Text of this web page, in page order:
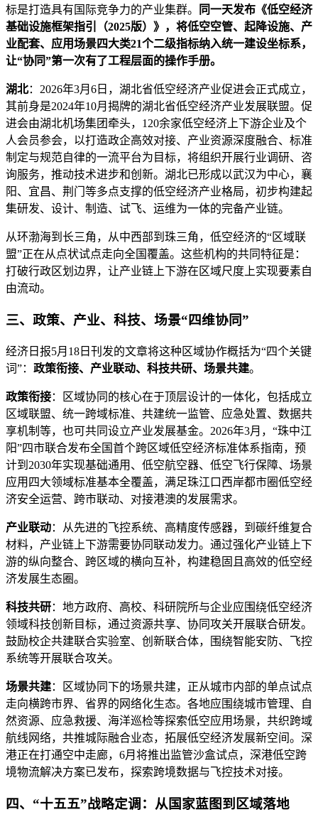
标是打造具有国际竞争力的产业集群。
同一天发布《低空经济
基础设施框架指引（2025版）》，将低空空管、起降设施、产
业配套、应用场景四大类21个二级指标纳入统一建设坐标系，
让“协同”第一次有了工程层面的操作手册。
湖北：2026年3月6日，湖北省低空经济产业促进会正式成立，
其前身是2024年10月揭牌的湖北省低空经济产业发展联盟。促
进会由湖北机场集团牵头，120余家低空经济上下游企业及个
人会员参会，以打造政企高效对接、产业资源深度融合、标准
制定与规范自律的一流平台为目标，将组织开展行业调研、咨
询服务，推动技术进步和创新。湖北已形成以武汉为中心，襄
阳、宜昌、荆门等多点支撑的低空经济产业格局，初步构建起
集研发、设计、制造、试飞、运维为一体的完备产业链。
从环渤海到长三角，从中西部到珠三角，低空经济的“区域联
盟”正在从点状试点走向全国覆盖。这些机构的共同特征是：
打破行政区划边界，让产业链上下游在区域尺度上实现要素自
由流动。
三、政策、产业、科技、场景“四维协同”
经济日报5月18日刊发的文章将这种区域协作概括为“四个关键
词”： 政策衔接、产业联动、科技共研、场景共建。
政策衔接：区域协同的核心在于顶层设计的一体化，包括成立
区域联盟、统一跨域标准、共建统一监管、应急处置、数据共
享机制等，也可共同设立产业发展基金。2026年3月，“珠中江
阳”四市联合发布全国首个跨区域低空经济标准体系指南，预
计到2030年实现基础通用、低空航空器、低空飞行保障、场景
应用四大领域标准基本全覆盖，满足珠江口西岸都市圈低空经
济安全运营、跨市联动、对接港澳的发展需求。
产业联动：从先进的飞控系统、高精度传感器，到碳纤维复合
材料，产业链上下游需要协同联动发力。通过强化产业链上下
游的纵向整合、跨区域的横向互补，构建稳固且高效的低空经
济发展生态圈。
科技共研：地方政府、高校、科研院所与企业应围绕低空经济
领域科技创新目标，通过资源共享、协同攻关开展联合研发。
鼓励校企共建联合实验室、创新联合体，围绕智能安防、飞控
系统等开展联合攻关。
场景共建：区域协同下的场景共建，正从城市内部的单点试点
走向横跨市界、省界的网络化生态。各地应围绕城市管理、自
然资源、应急救援、海洋巡检等探索低空应用场景，共织跨域
航线网络，共推城际融合业态，拓展低空经济发展新空间。深
港正在打通空中走廊，6月将推出监管沙盒试点，深港低空跨
境物流解决方案已发布，探索跨境数据与飞控技术对接。
四、“十五五”战略定调：从国家蓝图到区域落地